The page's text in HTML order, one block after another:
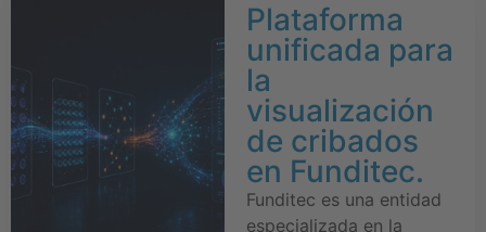
Plataforma
unificada para
la
visualización
de cribados
en Funditec.
Funditec es una entidad
especializada en la